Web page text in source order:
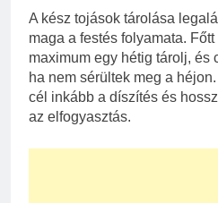
A kész tojások tárolása
maga a festés folyamata.
maximum egy hétig tárolj, és
ha nem sérültek meg a
cél inkább a díszítés és
az elfogyasztás.